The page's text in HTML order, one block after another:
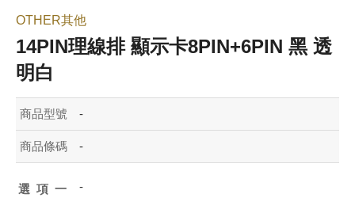
OTHER其他
14PIN理線排 顯示卡8PIN+6PIN 黑 透
明白
商品型號 -
商品條碼 -
選項一 -